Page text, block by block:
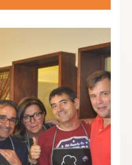
fruta con
Aprenderán a
y texturas
paladares.